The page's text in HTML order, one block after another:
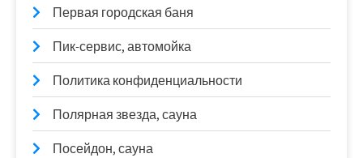
Первая городская баня
Пик-сервис, автомойка
Политика конфиденциальности
Полярная звезда, сауна
Посейдон, сауна